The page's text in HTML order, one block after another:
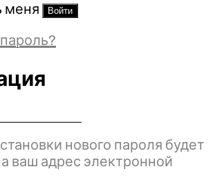
меня Войти
нового пароля будет
ваш адрес электронной